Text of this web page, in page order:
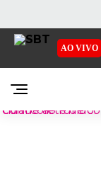
AO VIVO
EMISSORAS